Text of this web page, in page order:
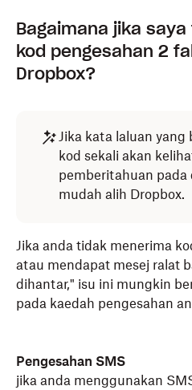
Bagaimana jika
kod pengesahan 2
Dropbox?
Jika kata laluan
kod sekali akan
pemberitahuan pada
mudah alih Dropbox.
Jika anda tidak menerima
atau mendapat mesej ralat
dihantar," isu ini mungkin
pada kaedah pengesahan
Pengesahan SMS
jika anda menggunakan